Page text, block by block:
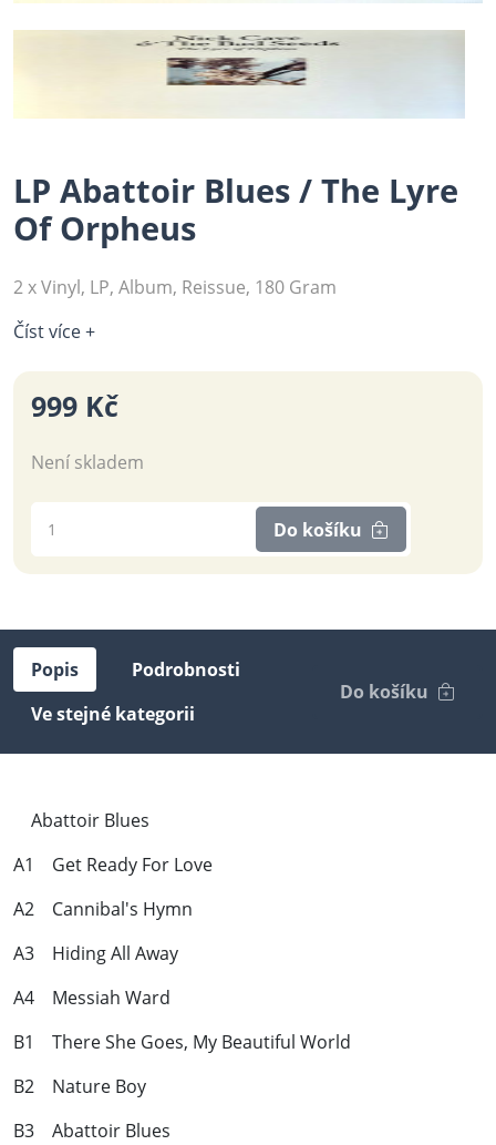
LP Abattoir Blues / The Lyre
Of Orpheus
2 x Vinyl, LP, Album, Reissue, 180 Gram
Číst více +
999 Kč
Není skladem
Do košíku
Popis
Podrobnosti
Ve stejné kategorii
Do košíku
Abattoir Blues
A1 Get Ready For Love
A2 Cannibal's Hymn
A3 Hiding All Away
A4 Messiah Ward
B1 There She Goes, My Beautiful World
B2 Nature Boy
B3 Abattoir Blues